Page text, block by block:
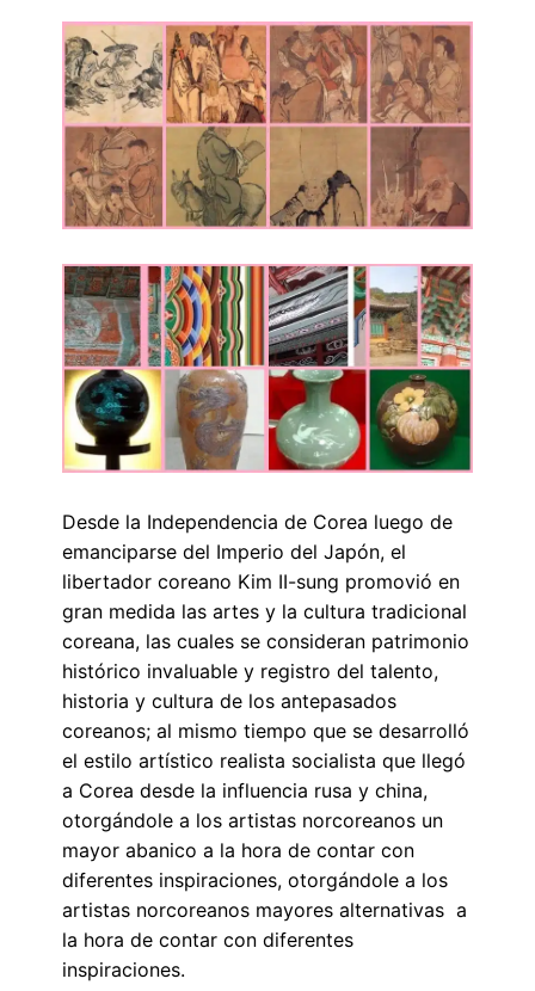
Desde la Independencia de Corea luego de
emanciparse del Imperio del Japón, el
libertador coreano Kim II-sung promovió en
gran medida las artes y la cultura tradicional
coreana, las cuales se consideran patrimonio
histórico invaluable y registro del talento,
historia y cultura de los antepasados
coreanos; al mismo tiempo que se desarrolló
el estilo artístico realista socialista que llegó
a Corea desde la influencia rusa y china,
otorgándole a los artistas norcoreanos un
mayor abanico a la hora de contar con
diferentes inspiraciones, otorgándole a los
artistas norcoreanos mayores alternativas a
la hora de contar con diferentes
inspiraciones.